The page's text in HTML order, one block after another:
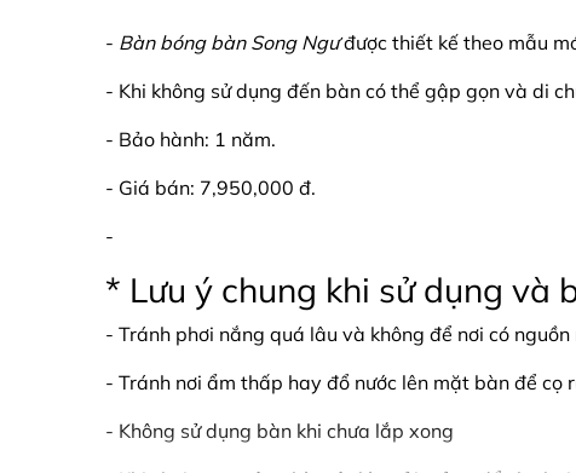
- Bàn bóng bàn Song Ngưđược thiết kế theo mẫu
- Khi không sử dụng đến bàn có thể gập gọn và di
- Bảo hành: 1 năm.
- Giá bán: 7,950,000 đ.
-
* Lưu ý chung khi sử dụng và
- Tránh phơi nắng quá lâu và không để nơi có nguồn
- Tránh nơi ẩm thấp hay đổ nước lên mặt bàn để cọ
- Không sử dụng bàn khi chưa lắp xong